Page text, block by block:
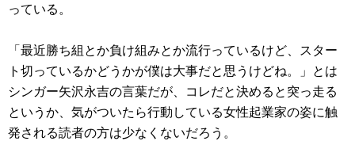
っている。
「最近勝ち組とか負け組みとか流行っているけど、スター
ト切っているかどうかが僕は大事だと思うけどね。」とは
シンガー矢沢永吉の言葉だが、コレだと決めると突っ走る
というか、気がついたら行動している女性起業家の姿に触
発される読者の方は少なくないだろう。